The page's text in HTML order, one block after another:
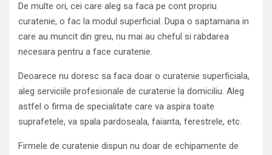
De multe ori, cei care aleg sa faca pe cont propriu
curatenie, o fac la modul superficial. Dupa o saptamana in
care au muncit din greu, nu mai au cheful si rabdarea
necesara pentru a face curatenie.
Deoarece nu doresc sa faca doar o curatenie superficiala,
aleg serviciile profesionale de curatenie la domiciliu. Aleg
astfel o firma de specialitate care va aspira toate
suprafetele, va spala pardoseala, faianta, ferestrele, etc.
Firmele de curatenie dispun nu doar de echipamente de